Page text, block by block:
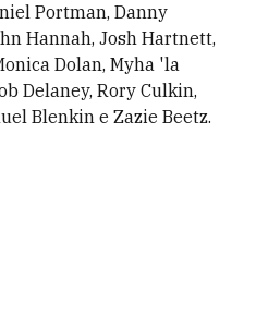
Portman, Danny
Hannah, Josh Hartnett,
Dolan, Myha 'la
Delaney, Rory Culkin,
Blenkin e Zazie Beetz.